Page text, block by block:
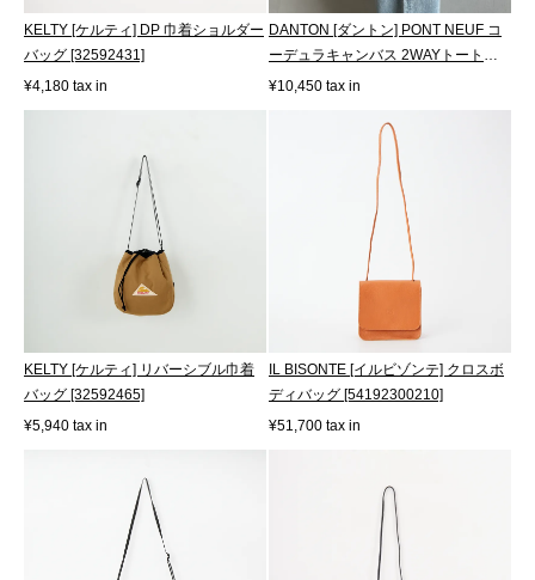
KELTY [ケルティ] DP 巾着ショルダー
バッグ [32592431]
¥4,180 tax in
DANTON [ダントン] PONT NEUF コ
ーデュラキャンバス 2WAYトートバ
ッグ [PON...
¥10,450 tax in
KELTY [ケルティ] リバーシブル巾着
バッグ [32592465]
¥5,940 tax in
IL BISONTE [イルビゾンテ] クロスボ
ディバッグ [54192300210]
¥51,700 tax in